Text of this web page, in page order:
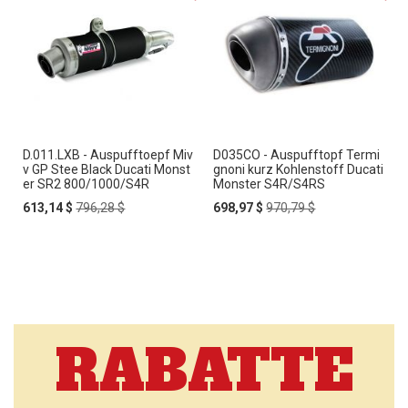
D.011.LXB - Auspufftoepf Miv
v GP Stee Black Ducati Monst
er SR2 800/1000/S4R
Special
613,14 $ Regular
796,28 $
D035CO - Auspufftopf Termi
gnoni kurz Kohlenstoff Ducati
Monster S4R/S4RS
Special
698,97 $ Regular
970,79 $
RABATTE